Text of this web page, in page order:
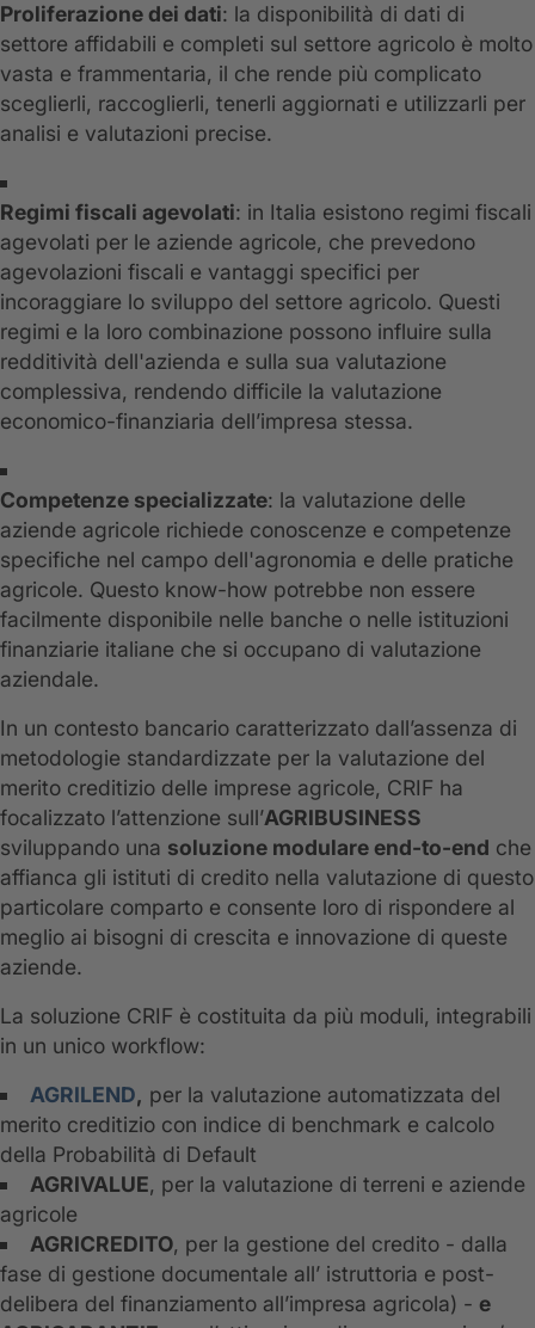
Proliferazione dei dati: la disponibilità di dati di
settore affidabili e completi sul settore agricolo è molto
vasta e frammentaria, il che rende più complicato
sceglierli, raccoglierli, tenerli aggiornati e utilizzarli per
analisi e valutazioni precise.
Regimi fiscali agevolati: in Italia esistono regimi fiscali
agevolati per le aziende agricole, che prevedono
agevolazioni fiscali e vantaggi specifici per
incoraggiare lo sviluppo del settore agricolo. Questi
regimi e la loro combinazione possono influire sulla
redditività dell'azienda e sulla sua valutazione
complessiva, rendendo difficile la valutazione
economico-finanziaria dell’impresa stessa.
Competenze specializzate: la valutazione delle
aziende agricole richiede conoscenze e competenze
specifiche nel campo dell'agronomia e delle pratiche
agricole. Questo know-how potrebbe non essere
facilmente disponibile nelle banche o nelle istituzioni
finanziarie italiane che si occupano di valutazione
aziendale.
In un contesto bancario caratterizzato dall’assenza di
metodologie standardizzate per la valutazione del
merito creditizio delle imprese agricole, CRIF ha
focalizzato l’attenzione sull’AGRIBUSINESS
sviluppando una soluzione modulare end-to-end che
affianca gli istituti di credito nella valutazione di questo
particolare comparto e consente loro di rispondere al
meglio ai bisogni di crescita e innovazione di queste
aziende.
La soluzione CRIF è costituita da più moduli, integrabili
in un unico workflow:
AGRILEND, per la valutazione automatizzata del
merito creditizio con indice di benchmark e calcolo
della Probabilità di Default
AGRIVALUE, per la valutazione di terreni e aziende
agricole
AGRICREDITO, per la gestione del credito - dalla
fase di gestione documentale all’ istruttoria e post-
delibera del finanziamento all’impresa agricola) - e